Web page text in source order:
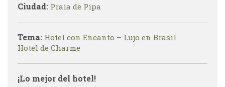
Ciudad: Praia de Pipa
Tema: Hotel con Encanto – Lujo en Brasil
Hotel de Charme
¡Lo mejor del hotel!